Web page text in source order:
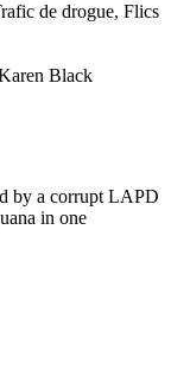
de drogue, Flics
Black
by a corrupt LAPD
in one